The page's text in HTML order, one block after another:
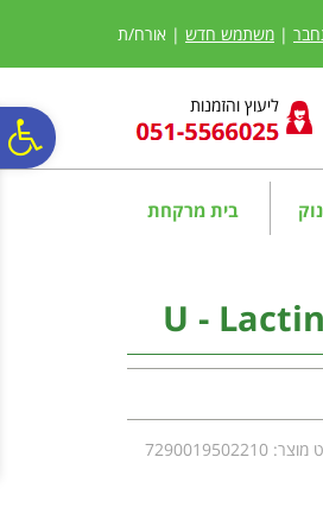
נגישות
אתר
המרכזי| משתמש חדש | אורח/ת
ליעוץ והזמנות
בית מרקחת